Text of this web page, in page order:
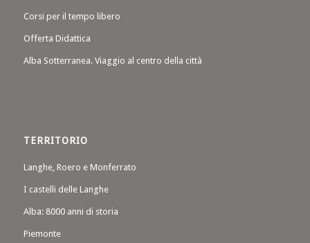
Corsi per il tempo libero
Offerta Didattica
Alba Sotterranea. Viaggio al centro della città
TERRITORIO
Langhe, Roero e Monferrato
I castelli delle Langhe
Alba: 8000 anni di storia
Piemonte